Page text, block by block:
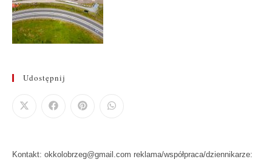
Udostępnij
Kontakt: okkolobrzeg@gmail.com reklama/współpraca/dziennikarze: